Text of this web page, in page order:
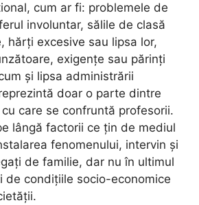
cum ar fi: problemele de
involuntar, sălile de clasă
hărți excesive sau lipsa lor,
exigențe sau părinți
și lipsa administrării
doar o parte dintre
care se confruntă profesorii.
lângă factorii ce țin de mediul
fenomenului, intervin și
de familie, dar nu în ultimul
de condițiile socio-economice